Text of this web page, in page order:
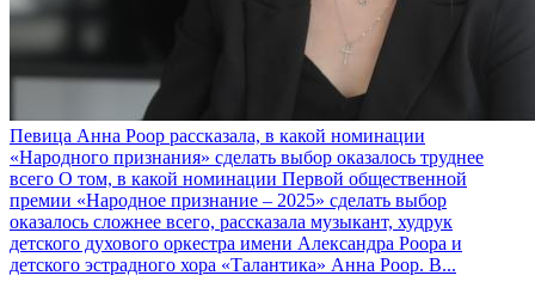
Певица Анна Роор рассказала, в какой номинации
«Народного признания» сделать выбор оказалось труднее
всего О том, в какой номинации Первой общественной
премии «Народное признание – 2025» сделать выбор
оказалось сложнее всего, рассказала музыкант, худрук
детского духового оркестра имени Александра Роора и
детского эстрадного хора «Талантика» Анна Роор. В...